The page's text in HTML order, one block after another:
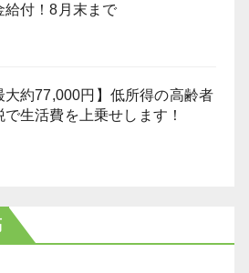
給付！8月末まで
大約77,000円】低所得の高齢者
で生活費を上乗せします！